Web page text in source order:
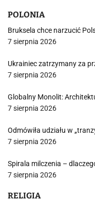
POLONIA
Bruksela chce narzucić
7 sierpnia 2026
Ukrainiec zatrzymany za
7 sierpnia 2026
Globalny Monolit:
7 sierpnia 2026
Odmówiła udziału w
7 sierpnia 2026
Spirala milczenia –
7 sierpnia 2026
RELIGIA